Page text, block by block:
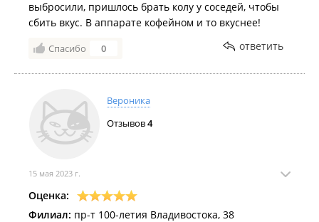
выбросили, пришлось брать колу у соседей, чтобы
сбить вкус. В аппарате кофейном и то вкуснее!
Спасибо 0 ответить
Вероника
Отзывов4
15 мая 2023 г.
Оценка:
Филиал: пр-т 100-летия Владивостока, 38